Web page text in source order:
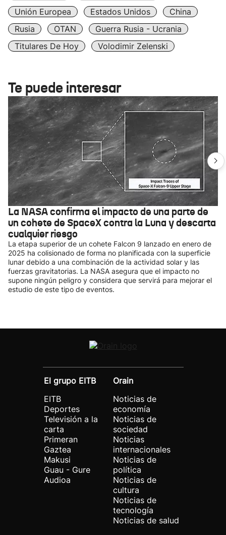
Unión Europea
Estados Unidos
China
Rusia
OTAN
Guerra Rusia - Ucrania
Titulares De Hoy
Volodimir Zelenski
Te puede interesar
La NASA confirma el impacto de una parte de
un cohete de SpaceX contra la Luna y descarta
cualquier riesgo
La etapa superior de un cohete Falcon 9 lanzado en enero de
2025 ha colisionado de forma no planificada con la superficie
lunar debido a una combinación de la actividad solar y las
fuerzas gravitatorias. La NASA asegura que el impacto no
supone ningún peligro y considera que servirá para mejorar el
estudio de este tipo de eventos.
El grupo EITB
EITB
Deportes
Televisión a la
carta
Primeran
Gaztea
Makusi
Guau - Gure
Audioa
Orain
Noticias de
economía
Noticias de
sociedad
Noticias
internacionales
Noticias de
política
Noticias de
cultura
Noticias de
tecnología
Noticias de salud